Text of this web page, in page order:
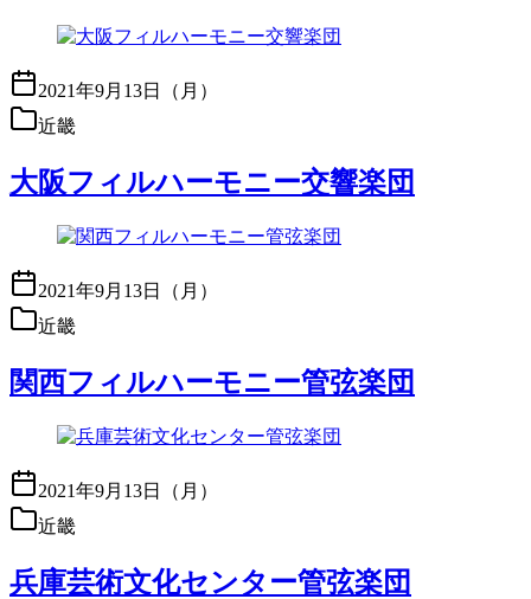
2021年9月13日（月）
近畿
大阪フィルハーモニー交響楽団
2021年9月13日（月）
近畿
関西フィルハーモニー管弦楽団
2021年9月13日（月）
近畿
兵庫芸術文化センター管弦楽団